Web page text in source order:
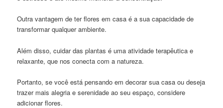
Outra vantagem de ter flores em casa é a sua capacidade de
transformar qualquer ambiente.
Além disso, cuidar das plantas é uma atividade terapêutica e
relaxante, que nos conecta com a natureza.
Portanto, se você está pensando em decorar sua casa ou deseja
trazer mais alegria e serenidade ao seu espaço, considere
adicionar flores.